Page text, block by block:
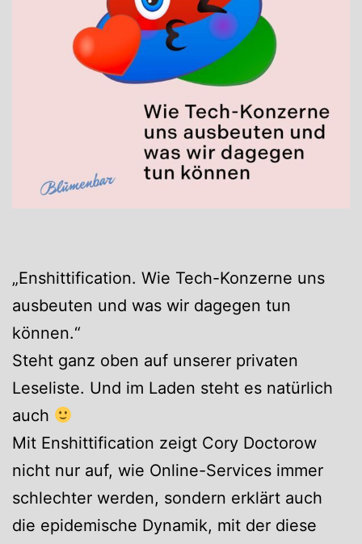
„Enshittification. Wie Tech-Konzerne uns
ausbeuten und was wir dagegen tun
können.“
Steht ganz oben auf unserer privaten
Leseliste. Und im Laden steht es natürlich
auch
Mit Enshittification zeigt Cory Doctorow
nicht nur auf, wie Online-Services immer
schlechter werden, sondern erklärt auch
die epidemische Dynamik, mit der diese